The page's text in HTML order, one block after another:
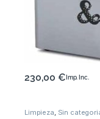
230,00€ Imp. Inc.
Limpieza, Sin